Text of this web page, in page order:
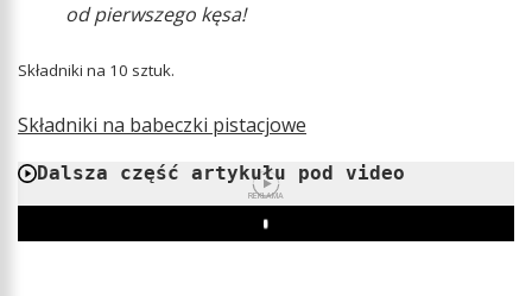
od pierwszego kęsa!
Składniki na 10 sztuk.
Składniki na babeczki pistacjowe
Dalsza część artykułu pod video
REKLAMA
Play